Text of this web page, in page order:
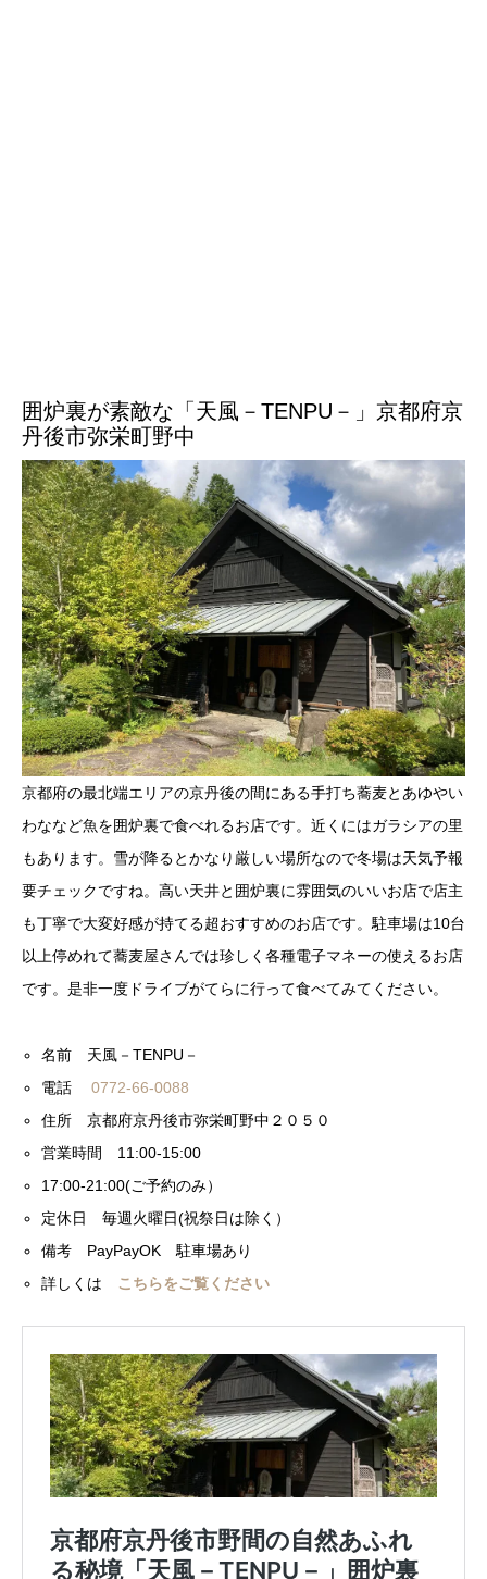
囲炉裏が素敵な「天風－TENPU－」京都府京
丹後市弥栄町野中
京都府の最北端エリアの京丹後の間にある手打ち蕎麦とあゆやい
わななど魚を囲炉裏で食べれるお店です。近くにはガラシアの里
もあります。雪が降るとかなり厳しい場所なので冬場は天気予報
要チェックですね。高い天井と囲炉裏に雰囲気のいいお店で店主
も丁寧で大変好感が持てる超おすすめのお店です。駐車場は10台
以上停めれて蕎麦屋さんでは珍しく各種電子マネーの使えるお店
です。是非一度ドライブがてらに行って食べてみてください。
名前 天風－TENPU－
電話0772-66-0088
住所 京都府京丹後市弥栄町野中２０５０
営業時間 11:00-15:00
17:00-21:00(ご予約のみ）
定休日 毎週火曜日(祝祭日は除く）
備考 PayPayOK 駐車場あり
詳しくは こちらをご覧ください